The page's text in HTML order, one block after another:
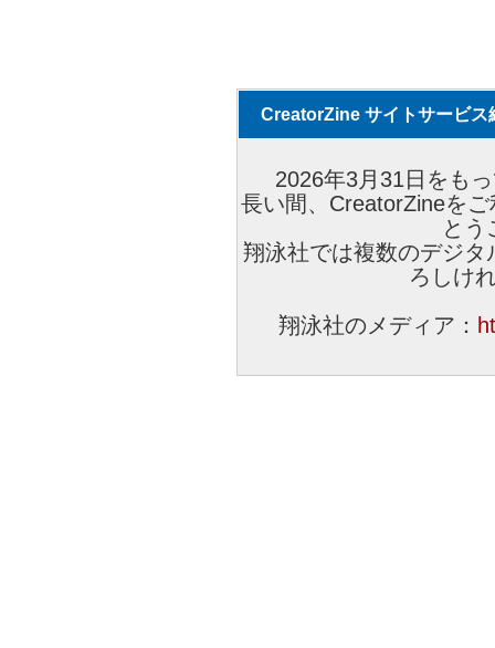
CreatorZine サイトサービス
2026年3月31日をも
長い間、CreatorZineを
とう
翔泳社では複数のデジ
ろしけ
翔泳社のメディア：